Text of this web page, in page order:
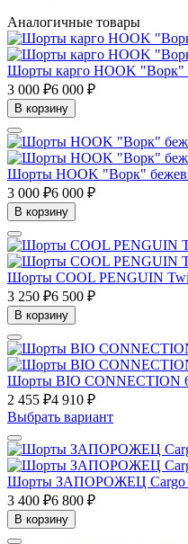
Аналогичные товары
Шорты карго HOOK "Ворк"
3 000 ₽6 000 ₽
В корзину
Шорты HOOK "Ворк"
3 000 ₽6 000 ₽
В корзину
Шорты COOL PENGUIN
3 250 ₽6 500 ₽
В корзину
Шорты BIO CONNECTION
2 455 ₽4 910 ₽
Выбрать вариант
Шорты ЗАПОРОЖЕЦ Cargo
3 400 ₽6 800 ₽
В корзину